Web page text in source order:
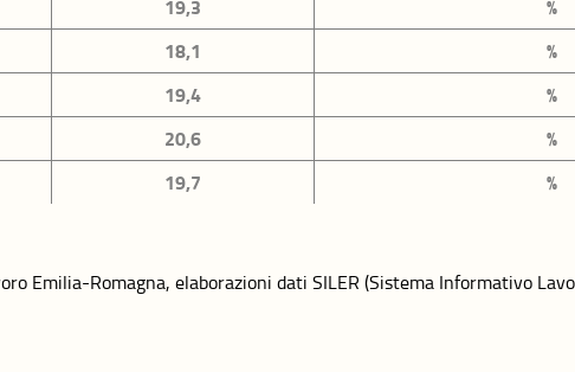
19,3
%
18,1
%
19,4
%
20,6
%
19,7 %
Emilia-Romagna, elaborazioni dati SILER (Sistema Informativo
istituzioni
e
culturale
Dominio Ambiente